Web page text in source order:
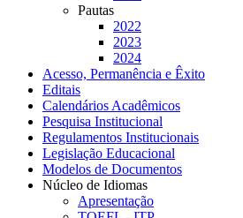
Pautas
2022
2023
2024
Acesso, Permanência e Êxito
Editais
Calendários Acadêmicos
Pesquisa Institucional
Regulamentos Institucionais
Legislação Educacional
Modelos de Documentos
Núcleo de Idiomas
Apresentação